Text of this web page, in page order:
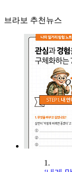
브라보 추천뉴스
1.